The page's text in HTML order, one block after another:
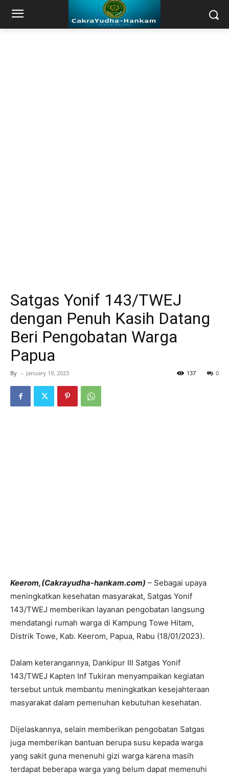
Satgas Yonif 143/TWEJ
dengan Penuh Kasih Datang
Beri Pengobatan Warga
Papua
By - January 19, 2023 0
137
Keerom,(Cakrayudha-hankam.com) – Sebagai upaya
meningkatkan kesehatan masyarakat, Satgas Yonif
143/TWEJ memberikan layanan pengobatan langsung
mendatangi rumah warga di Kampung Towe Hitam,
Distrik Towe, Kab. Keerom, Papua, Rabu (18/01/2023).
Dalam keterangannya, Dankipur III Satgas Yonif
143/TWEJ Kapten Inf Tukiran menyampaikan kegiatan
tersebut untuk membantu meningkatkan kesejahteraan
masyarakat dalam pemenuhan kebutuhan kesehatan.
Dijelaskannya, selain memberikan pengobatan Satgas
juga memberikan bantuan berupa susu kepada warga
yang sakit guna menenuhi gizi warga karena masih
terdapat beberapa warga yang belum dapat memenuhi